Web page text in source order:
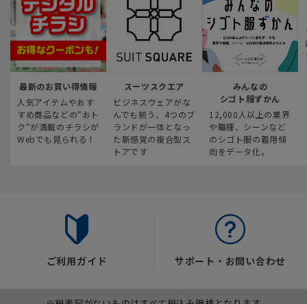
最新のお買い得情報
人気アイテムやおす
すめ商品などの“おト
ク“が満載のチラシが
Webでも見られる！
スーツスクエア
ビジネスウェアがな
んでも揃う、4つのブ
ランドが一体となっ
た新感覚の複合型ス
トアです
みんなの
シゴト服ずかん
12,000人以上の業界
や職種、シーンなど
のシゴト服の着用傾
向をデータ化。
ご利用ガイド サポート・お問い合わせ